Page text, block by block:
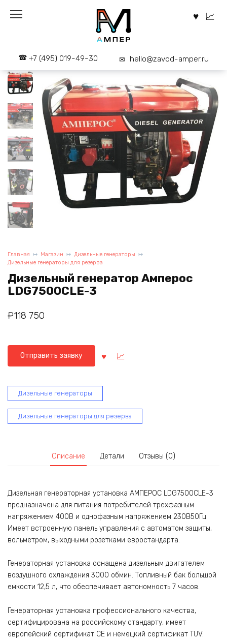
+7 (495) 019-49-30 hello@zavod-amper.ru
Главная Магазин
Дизельные генераторы
Дизельные генераторы для резерва
Дизельный генератор Амперос
LDG7500СLE-3
₽118 750
Отправить заявку
Дизельные генераторы
Дизельные генераторы для резерва
Описание Детали Отзывы (0)
Дизельная генераторная установка АМПЕРОС LDG7500CLE-3
предназначена для питания потребителей трехфазным
напряжением 400В и однофазным напряжением 230В50Гц.
Имеет встроенную панель управления с автоматом защиты,
вольметром, выходными розетками евростандарта.
Генераторная установка оснащена дизельным двигателем
воздушного охлаждения 3000 обмин. Топливный бак большой
емкости 12,5 л, что обеспечивает автономность 7 часов.
Генераторная установка профессионального качества,
сертифицирована на российскому стандарту, имеет
европейский сертификат CE и немецкий сертификат TUV.